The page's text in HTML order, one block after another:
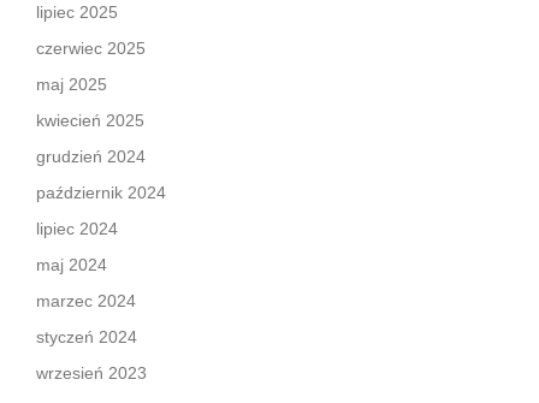
lipiec 2025
czerwiec 2025
maj 2025
kwiecień 2025
grudzień 2024
październik 2024
lipiec 2024
maj 2024
marzec 2024
styczeń 2024
wrzesień 2023